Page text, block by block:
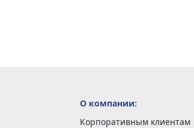
О компании:
Корпоративным клиентам